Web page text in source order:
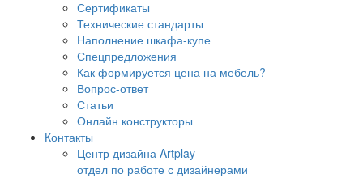
Сертификаты
Технические стандарты
Наполнение шкафа-купе
Спецпредложения
Как формируется цена на мебель?
Вопрос-ответ
Статьи
Онлайн конструкторы
Контакты
Центр дизайна Artplay
отдел по работе с дизайнерами